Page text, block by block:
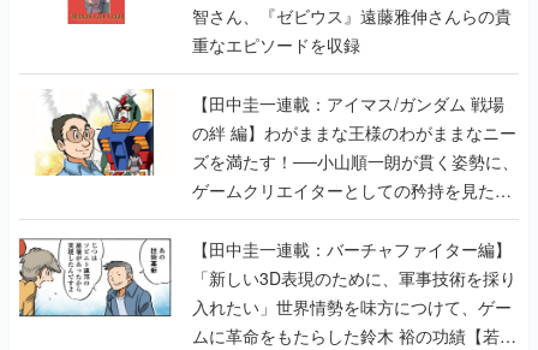
智さん、『ゼビウス』遠藤雅伸さんらの貴
重なエピソードを収録
【田中圭一連載：アイマス/ガンダム 戦場
の絆 編】わがままな王様のわがままなニー
ズを満たす！──小山順一朗が貫く姿勢に、
ゲームクリエイターとしての矜持を見た
【若ゲのいたり最終回】
【田中圭一連載：バーチャファイター編】
「新しい3D表現のために、軍事技術を採り
入れたい」世界情勢を味方につけて、ゲー
ムに革命をもたらした鈴木 裕の功績【若ゲ